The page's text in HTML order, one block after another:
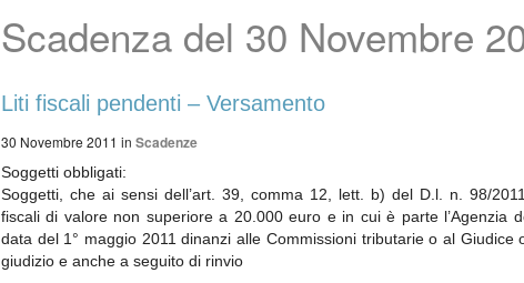
Scadenza del 30 Novembre
Liti fiscali pendenti – Versamento
30 Novembre 2011 in Scadenze
Soggetti obbligati:
Soggetti, che ai sensi dell’art. 39, comma 12, lett. b) del D.l. n. 98/
fiscali di valore non superiore a 20.000 euro e in cui è parte l’Agenzia
data del 1° maggio 2011 dinanzi alle Commissioni tributarie o al Giudice
giudizio e anche a seguito di rinvio